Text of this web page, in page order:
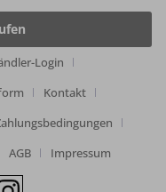
Login
Kontakt
AGB Impressum